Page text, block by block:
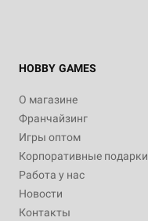
HOBBY GAMES
О магазине
Франчайзинг
Игры оптом
Корпоративные подарки
Работа у нас
Новости
Контакты